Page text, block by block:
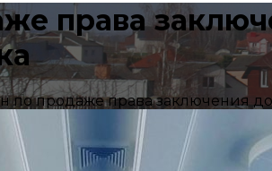
права
по продаже права заключения